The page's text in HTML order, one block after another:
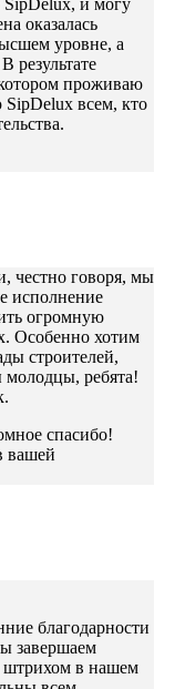
оказалась
уровне, а
результате
проживаю
всем, кто
честно говоря, мы
исполнение
огромную
Особенно хотим
строителей,
ребята!
спасибо!
вашей
благодарности
завершаем
штрихом в нашем